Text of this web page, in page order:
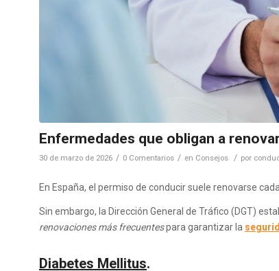
Enfermedades que obligan a
30 de marzo de 2026 / 0 Comentarios / en Consejos / por
En España, el permiso de conducir suele renovarse
Sin embargo, la Dirección General de Tráfico (DGT)
renovaciones más frecuentespara garantizar la
Diabetes Mellitus.